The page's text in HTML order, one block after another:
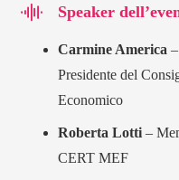
Speaker
Carmine America
Presidente del
Economico
Roberta Lotti –
CERT MEF